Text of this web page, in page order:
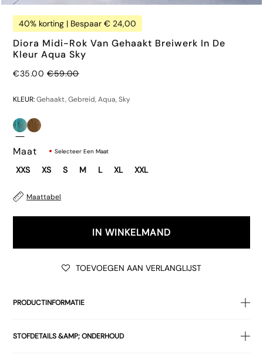
40% korting | Bespaar € 24,00
Diora Midi-Rok Van Gehaakt Breiwerk In De
Kleur Aqua Sky
€35.00Normale prijs
€59.00
KLEUR:Gehaakt, Gebreid, Aqua, Sky
Maat Selecteer Een Maat
XXS XS S M L XL XXL
Maattabel
IN WINKELMAND
TOEVOEGEN AAN VERLANGLIJST
PRODUCTINFORMATIE
• Losse zeemeerminstijlpasvorm
STOFDETAILS &AMP; ONDERHOUD
€32.00